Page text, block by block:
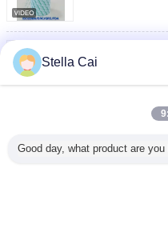
FDA/ISO22000
PET/AL/PE
imballaggio roll
Stella Cai
Good day, what product are